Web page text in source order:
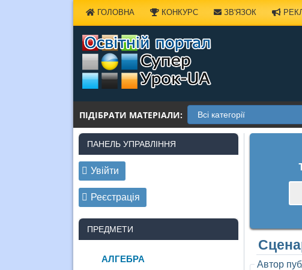
ГОЛОВНА КОНКУРС ЗВ'ЯЗОК
ПІДІБРАТИ МАТЕРІАЛИ:
Автор
ПАНЕЛЬ УПРАВЛІННЯ
Увійти
Реєстрація
ПРЕДМЕТИ
АЛГЕБРА